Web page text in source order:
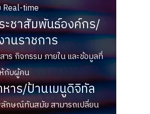
Real-time
ะชาสัมพันธ์องค์กร/
นราชการ
าร กิจกรรม ภายใน และข้อมูลที่
กับผู้คน
าร/ป้านเมนูดิจิทัล
กษณ์ทันสมัย สามารถเปลี่ยน